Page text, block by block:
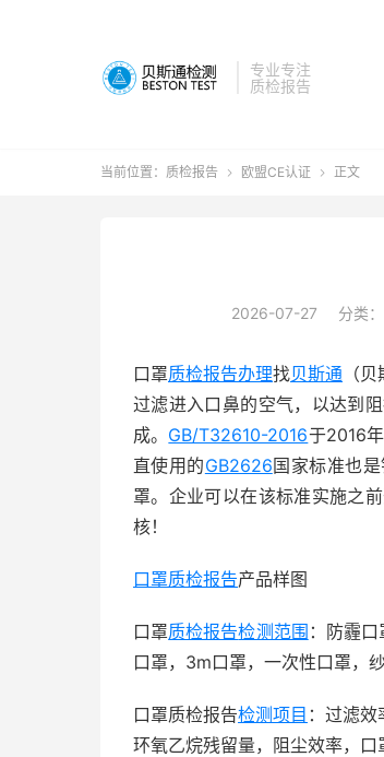
专业专注
质检报告
当前位置： 质检报告  欧盟CE认证  正文
2026-07-27 分类：
口罩质检报告办理找贝斯通 （贝
过滤进入口鼻的空气，以达到
成。 GB/T32610-2016于2016
直使用的GB2626国家标准也
罩。企业可以在该标准实施之
核！
口罩质检报告产品样图
口罩质检报告检测范围 ：防霾
口罩，3m口罩，一次性口罩，
口罩质检报告检测项目 ：过滤效
环氧乙烷残留量，阻尘效率，口